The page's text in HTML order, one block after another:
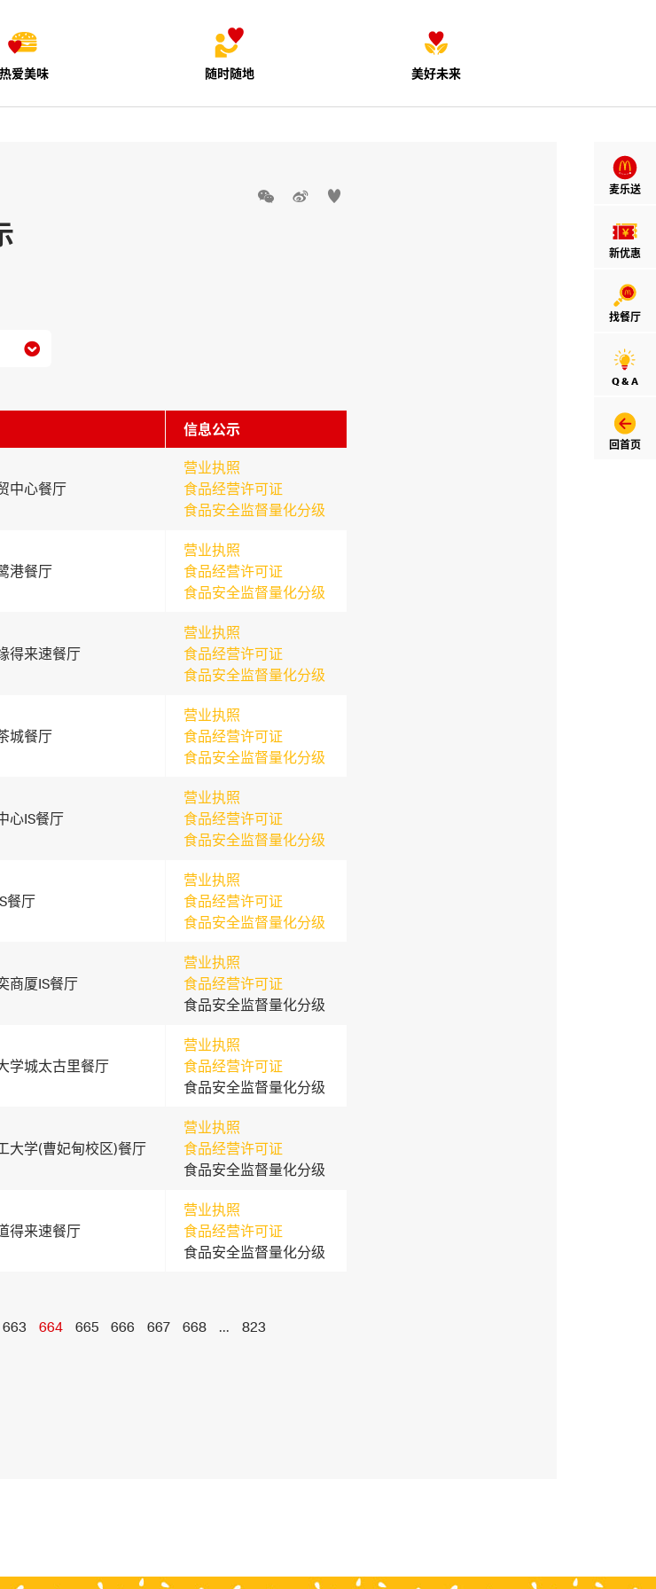
热爱美味 随时随地 美好未来
麦乐送
新优惠
找餐厅
Q & A
回首页
  

信息公示
中心餐厅
营业执照
食品经营许可证
食品安全监督量化分级
港餐厅
营业执照
食品经营许可证
食品安全监督量化分级
得来速餐厅
营业执照
食品经营许可证
食品安全监督量化分级
城餐厅
营业执照
食品经营许可证
食品安全监督量化分级
心IS餐厅
营业执照
食品经营许可证
食品安全监督量化分级
餐厅
营业执照
食品经营许可证
食品安全监督量化分级
商厦IS餐厅
营业执照
食品经营许可证
食品安全监督量化分级
学城太古里餐厅
营业执照
食品经营许可证
食品安全监督量化分级
大学(曹妃甸校区)餐厅
营业执照
食品经营许可证
食品安全监督量化分级
得来速餐厅
营业执照
食品经营许可证
食品安全监督量化分级
663 664 665 666 667 668 ... 823